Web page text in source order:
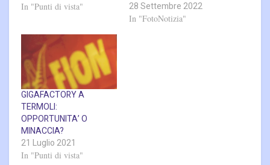
In "Punti di vista"
28 Settembre 2022
In "FotoNotizia"
GIGAFACTORY A
TERMOLI:
OPPORTUNITA’ O
MINACCIA?
21 Luglio 2021
In "Punti di vista"